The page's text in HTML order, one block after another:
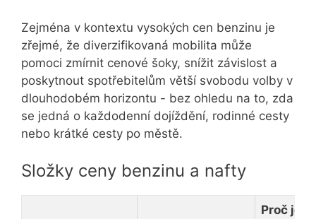
Zejména v kontextu vysokých cen benzinu je
zřejmé, že diverzifikovaná mobilita může
pomoci zmírnit cenové šoky, snížit závislost a
poskytnout spotřebitelům větší svobodu volby v
dlouhodobém horizontu - bez ohledu na to, zda
se jedná o každodenní dojíždění, rodinné cesty
nebo krátké cesty po městě.
Složky ceny benzinu a nafty
Proč je to